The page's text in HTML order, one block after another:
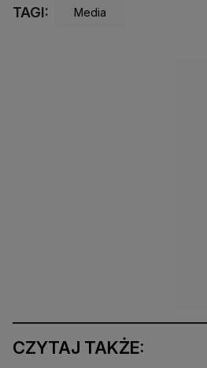
TAGI: Media
CZYTAJ TAKŻE: